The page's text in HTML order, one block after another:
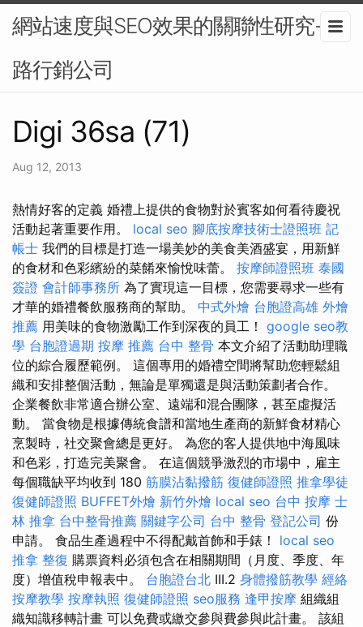
網站速度與SEO效果的關聯性研究-網
路行銷公司
Digi 36sa (71)
Aug 12, 2013
熱情好客的定義 婚禮上提供的食物對於賓客如何看待慶祝
活動起著重要作用。 local seo 腳底按摩技術士證照班 記
帳士 我們的目標是打造一場美妙的美食美酒盛宴，用新鮮
的食材和色彩繽紛的菜餚來愉悅味蕾。 按摩師證照班 泰國
簽證 會計師事務所 為了實現這一目標，您需要尋求一些有
才華的婚禮餐飲服務商的幫助。 中式外燴 台胞證高雄 外燴
推薦 用美味的食物激勵工作到深夜的員工！ google seo教
學 台胞證過期 按摩 推薦 台中 整骨 本文介紹了活動助理職
位的綜合履歷範例。 這個專用的婚禮空間將幫助您輕鬆組
織和安排整個活動，無論是單獨還是與活動策劃者合作。
企業餐飲非常適合辦公室、遠端和混合團隊，甚至虛擬活
動。 當食物是根據傳統食譜和當地生產商的新鮮食材精心
烹製時，社交聚會總是更好。 為您的客人提供地中海風味
和色彩，打造完美聚會。 在這個競爭激烈的市場中，雇主
每個職缺平均收到 180 筋膜沾黏撥筋 復健師證照 推拿學徒
復健師證照 BUFFET外燴 新竹外燴 local seo 台中 按摩 士
林 推拿 台中整骨推薦 關鍵字公司 台中 整骨 登記公司 份
申請。 食品生產過程中不得配戴首飾和手錶！ local seo
推拿 整復 購票資料必須包含在相關期間（月度、季度、年
度）增值稅申報表中。 台胞證台北 III.2 身體撥筋教學 經絡
按摩教學 按摩執照 復健師證照 seo服務 逢甲按摩 組織組
織知識移轉計畫 可以免費或繳交參與費參與此計畫。 該組